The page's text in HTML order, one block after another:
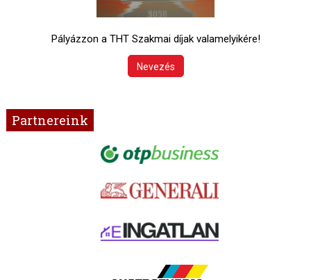
Pályázzon a THT Szakmai díjak valamelyikére!
Nevezés
Partnereink